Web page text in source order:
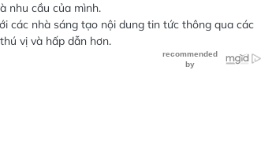
nhu cầu của mình.
các nhà sáng tạo nội dung tin tức thông qua các
vị và hấp dẫn hơn.